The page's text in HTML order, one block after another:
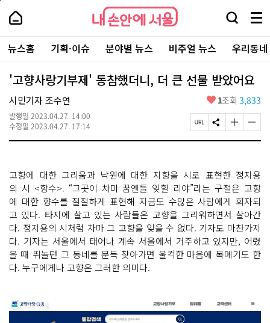
본
로
가
내
손
안
에
서
울
-
서
울
시
대
표
소
털
내
손
에
울
검
창
열
기
메
뉴
전
체
보
주
요
서
뉴스홈 기획·이슈 분야별 뉴스 비주얼 뉴스 우리동
'고향사랑기부제' 동참했더니, 더 큰 선물 받았어요
시민기자 조수연
발행일 2023.04.27. 14:00
수정일 2023.04.27. 17:14
좋
요
1조회 3,833
페
이
L
복
사
S
N
유
하
기
글
자
크
게
변
경
하
기
글
자
게
변
경
하
기
고향에 대한 그리움과 낙원에 대한 지향을 시로 표현한 정지용
의 시 <향수>. “그곳이 차마 꿈엔들 잊힐 리야”라는 구절은 고향
에 대한 향수를 절절하게 표현해 지금도 수많은 사람에게 회자되
고 있다. 타지에 살고 있는 사람들은 고향을 그리워하면서 살아간
다. 정지용의 시처럼 차마 그 고향을 잊을 수 없다. 기자도 마찬가지
다. 기자는 서울에서 태어나 계속 서울에서 거주하고 있지만, 어렸
을 때 뛰놀던 그 동네를 문득 찾아가면 울컥한 마음에 목메기도 한
다. 누구에게나 고향은 그러한 의미다.
페
상
단
로